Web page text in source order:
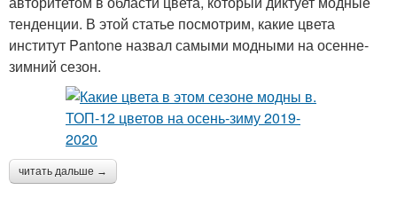
тенденции. В этой статье посмотрим, какие цвета
институт Pantone назвал самыми модными на осенне-
зимний сезон.
читать дальше →